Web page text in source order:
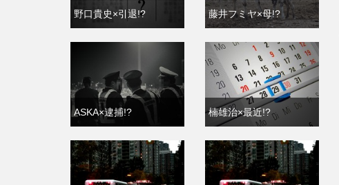
野口貴史×引退!? 藤井フミヤ×母!?
ASKA×逮捕!? 楠雄治×最近!?